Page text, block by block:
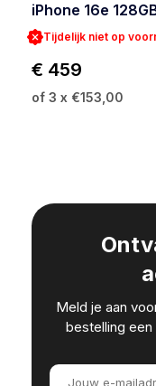
iPhone 16e
Tijdelijk niet op
€ 459
of 3 x €153,00
Meld je aan
bestelling